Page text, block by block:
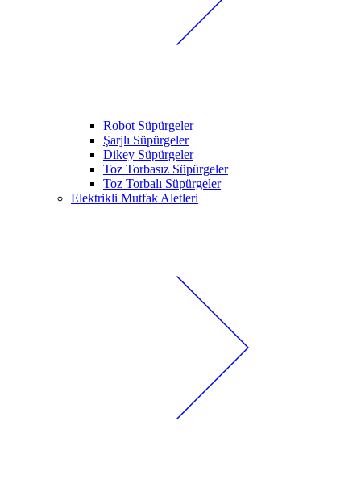
Robot Süpürgeler
Şarjlı Süpürgeler
Dikey Süpürgeler
Toz Torbasız Süpürgeler
Toz Torbalı Süpürgeler
Elektrikli Mutfak Aletleri